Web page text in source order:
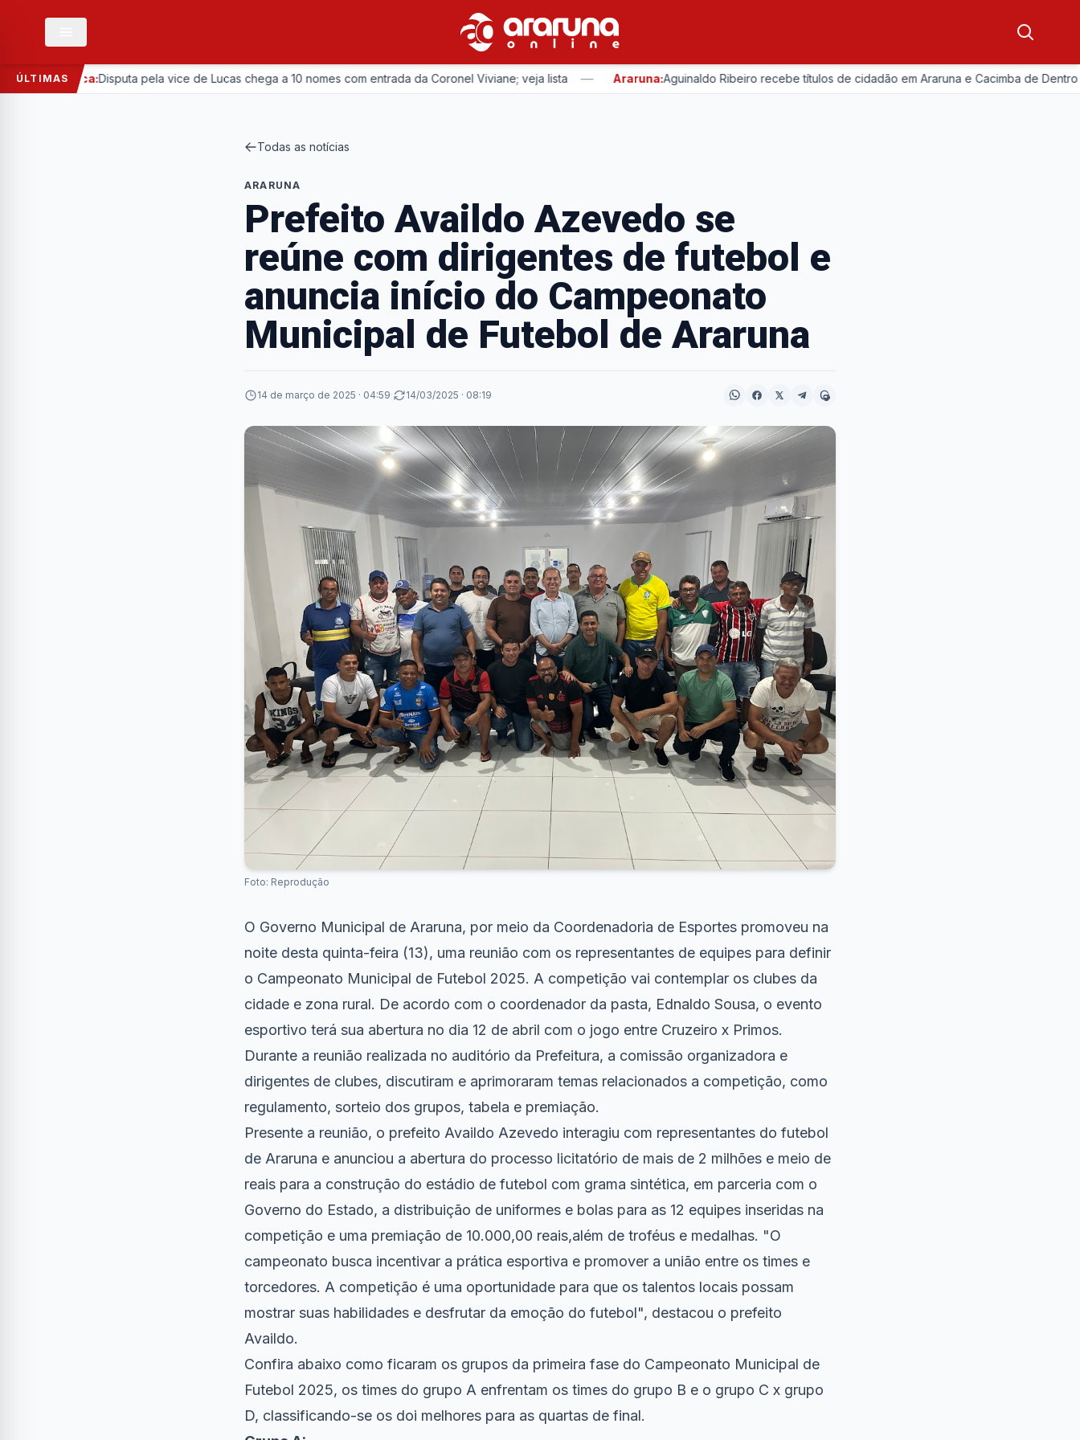
ÚLTIMAS
Política:Disputa pela vice de Lucas chega a 10 nomes com entrada da Coronel Viviane; veja lista — Araruna:Aguinaldo Ribeiro recebe títulos de cidadão em Araruna e Cacimba de Dentro —
Todas as notícias
ARARUNA
Prefeito Availdo Azevedo se
reúne com dirigentes de futebol e
anuncia início do Campeonato
Municipal de Futebol de Araruna
14 de março de 2025 · 04:59· 14/03/2025 · 08:19
Foto: Reprodução
O Governo Municipal de Araruna, por meio da Coordenadoria de Esportes promoveu na
noite desta quinta-feira (13), uma reunião com os representantes de equipes para definir
o Campeonato Municipal de Futebol 2025. A competição vai contemplar os clubes da
cidade e zona rural. De acordo com o coordenador da pasta, Ednaldo Sousa, o evento
esportivo terá sua abertura no dia 12 de abril com o jogo entre Cruzeiro x Primos.
Durante a reunião realizada no auditório da Prefeitura, a comissão organizadora e
dirigentes de clubes, discutiram e aprimoraram temas relacionados a competição, como
regulamento, sorteio dos grupos, tabela e premiação.
Presente a reunião, o prefeito Availdo Azevedo interagiu com representantes do futebol
de Araruna e anunciou a abertura do processo licitatório de mais de 2 milhões e meio de
reais para a construção do estádio de futebol com grama sintética, em parceria com o
Governo do Estado, a distribuição de uniformes e bolas para as 12 equipes inseridas na
competição e uma premiação de 10.000,00 reais,além de troféus e medalhas. "O
campeonato busca incentivar a prática esportiva e promover a união entre os times e
torcedores. A competição é uma oportunidade para que os talentos locais possam
mostrar suas habilidades e desfrutar da emoção do futebol", destacou o prefeito
Availdo.
Confira abaixo como ficaram os grupos da primeira fase do Campeonato Municipal de
Futebol 2025, os times do grupo A enfrentam os times do grupo B e o grupo C x grupo
D, classificando-se os doi melhores para as quartas de final.